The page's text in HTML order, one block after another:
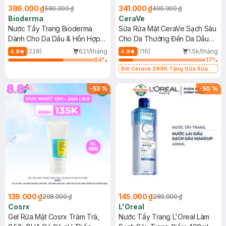
386.000 ₫560.000 ₫
Bioderma
Nước Tẩy Trang Bioderma
Dành Cho Da Dầu & Hỗn Hợp
500ml
4.9 (228)
621/tháng
64%
341.000 ₫490.000 ₫
CeraVe
Sữa Rửa Mặt CeraVe Sạch Sâu
Cho Da Thường Đến Da Dầu
473ml
4.9 (116)
1.5k/tháng
17%
Bill Cerave 299K Tặng Sữa Rửa
-53%
139.000 ₫298.000 ₫
Cosrx
Gel Rửa Mặt Cosrx Tràm Trà,
-50 %
145.000 ₫289.000 ₫
L'Oreal
Nước Tẩy Trang L'Oreal Làm